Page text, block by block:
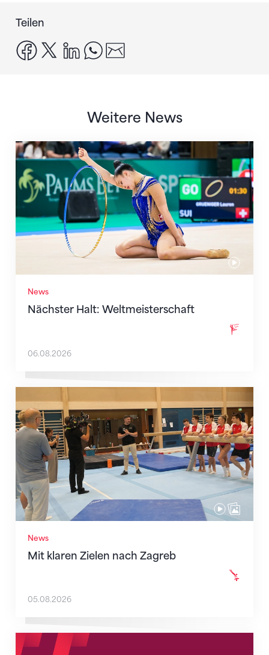
Teilen
facebook
x linkedinwhatsapp
Weitere News
News
Nächster Halt: Weltmeisterschaft
Nächster Halt: Weltmeisterschaft
06.08.2026
News
Mit klaren Zielen nach Zagreb
Mit klaren Zielen nach Zagreb
05.08.2026
Neue Empfangszeiten ab 1. August 2026